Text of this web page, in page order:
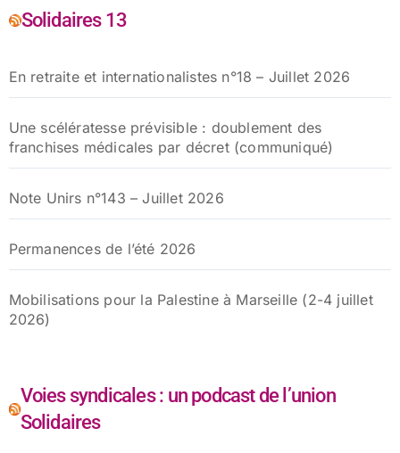
Solidaires 13
En retraite et internationalistes n°18 – Juillet 2026
Une scélératesse prévisible : doublement des
franchises médicales par décret (communiqué)
Note Unirs n°143 – Juillet 2026
Permanences de l’été 2026
Mobilisations pour la Palestine à Marseille (2-4 juillet
2026)
Voies syndicales : un podcast de l’union
Solidaires